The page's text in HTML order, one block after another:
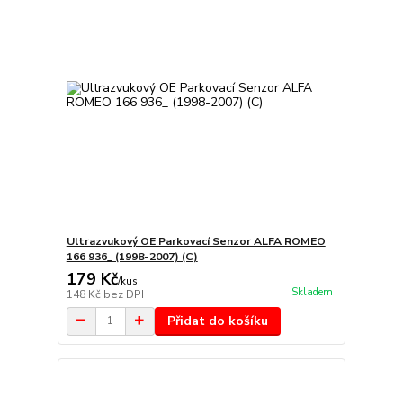
Ultrazvukový OE Parkovací Senzor ALFA ROMEO
166 936_ (1998-2007) (C)
179 Kč/kus
148 Kč bez DPH Skladem
Přidat do košíku